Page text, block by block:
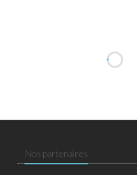
Nos partenaires